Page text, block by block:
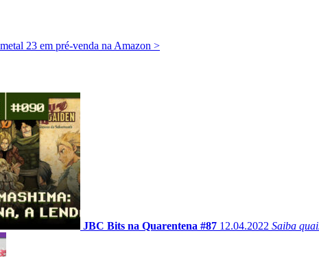
23 em pré-venda na Amazon >
JBC Bits na Quarentena #87 12.04.2022 Saiba